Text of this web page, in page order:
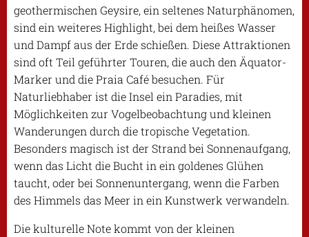
geothermischen Geysire, ein seltenes Naturphänomen,
sind ein weiteres Highlight, bei dem heißes Wasser
und Dampf aus der Erde schießen. Diese Attraktionen
sind oft Teil geführter Touren, die auch den Äquator-
Marker und die Praia Café besuchen. Für
Naturliebhaber ist die Insel ein Paradies, mit
Möglichkeiten zur Vogelbeobachtung und kleinen
Wanderungen durch die tropische Vegetation.
Besonders magisch ist der Strand bei Sonnenaufgang,
wenn das Licht die Bucht in ein goldenes Glühen
taucht, oder bei Sonnenuntergang, wenn die Farben
des Himmels das Meer in ein Kunstwerk verwandeln.
Die kulturelle Note kommt von der kleinen